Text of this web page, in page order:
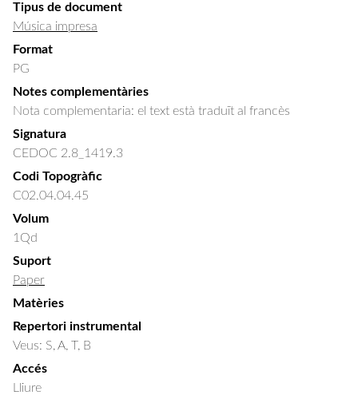
Tipus de document
Música impresa
Format
PG
Notes complementàries
Nota complementaria: el text està traduït al francès
Signatura
CEDOC 2.8_1419.3
Codi Topogràfic
C02.04.04.45
Volum
1Qd
Suport
Paper
Matèries
Repertori instrumental
Veus: S, A, T, B
Accés
Lliure